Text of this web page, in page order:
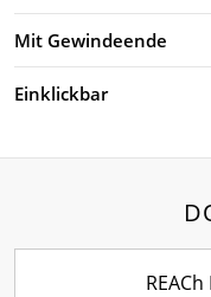
Mit Gewindeende
Einklickbar